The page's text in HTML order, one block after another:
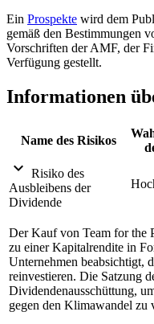
Ein Prospekte wird dem
gemäß den Bestimmungen
Vorschriften der AMF, der
Verfügung gestellt.
Informationen
Name des Risikos
expand_more Risiko des
Ausbleibens der
Dividende
Der Kauf von Team for the
zu einer Kapitalrendite in
Unternehmen beabsichtigt,
reinvestieren. Die Satzung
Dividendenausschüttung,
gegen den Klimawandel zu